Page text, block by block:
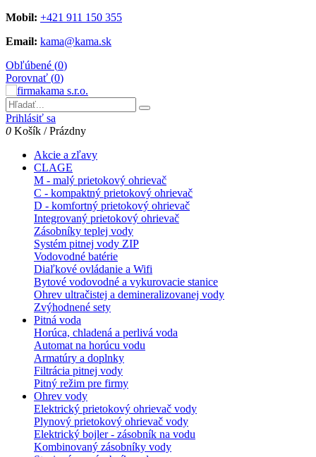
Mobil: +421 911 150 355
Email: kama@kama.sk
Obľúbené (0)
Porovnať (0)
Prihlásiť sa
0 Košík /Prázdny
Akcie a zľavy
CLAGE
M - malý prietokový ohrievač
C - kompaktný prietokový ohrievač
D - komfortný prietokový ohrievač
Integrovaný prietokový ohrievač
Zásobníky teplej vody
Systém pitnej vody ZIP
Vodovodné batérie
Diaľkové ovládanie a Wifi
Bytové vodovodné a vykurovacie stanice
Ohrev ultračistej a demineralizovanej vody
Zvýhodnené sety
Pitná voda
Horúca, chladená a perlivá voda
Automat na horúcu vodu
Armatúry a doplnky
Filtrácia pitnej vody
Pitný režim pre firmy
Ohrev vody
Elektrický prietokový ohrievač vody
Plynový prietokový ohrievač vody
Elektrický bojler - zásobník na vodu
Kombinovaný zásobníky vody